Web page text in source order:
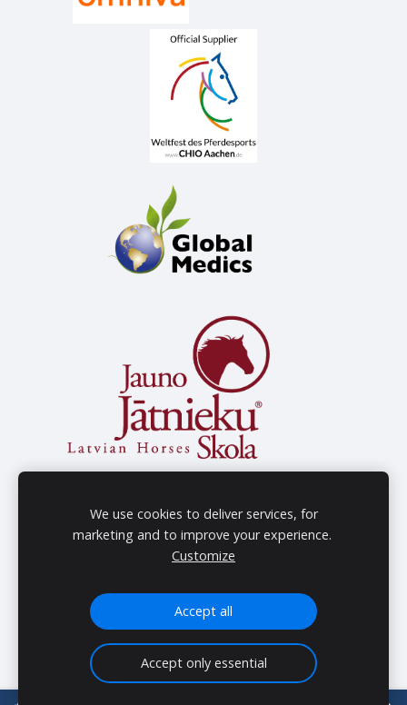
We use cookies to deliver services, for
marketing and to improve your experience.
Customize
Accept all
Accept only essential